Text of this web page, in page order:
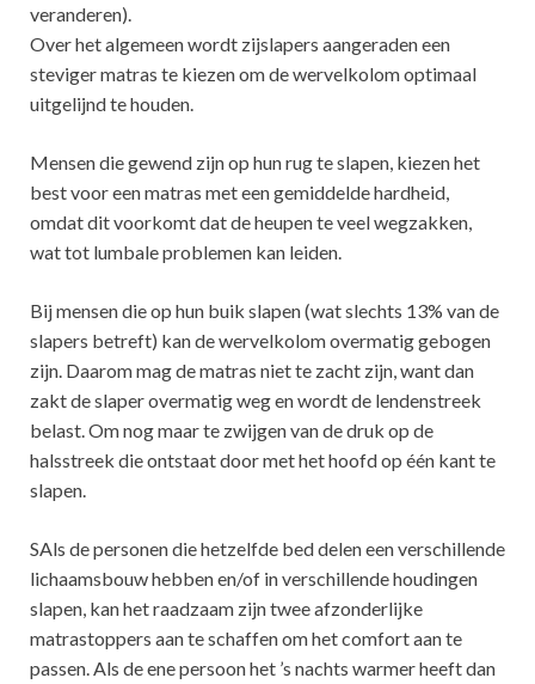
veranderen).
Over het algemeen wordt zijslapers aangeraden een
steviger matras te kiezen om de wervelkolom optimaal
uitgelijnd te houden.
Mensen die gewend zijn op hun rug te slapen, kiezen het
best voor een matras met een gemiddelde hardheid,
omdat dit voorkomt dat de heupen te veel wegzakken,
wat tot lumbale problemen kan leiden.
Bij mensen die op hun buik slapen (wat slechts 13% van de
slapers betreft) kan de wervelkolom overmatig gebogen
zijn. Daarom mag de matras niet te zacht zijn, want dan
zakt de slaper overmatig weg en wordt de lendenstreek
belast. Om nog maar te zwijgen van de druk op de
halsstreek die ontstaat door met het hoofd op één kant te
slapen.
SAls de personen die hetzelfde bed delen een verschillende
lichaamsbouw hebben en/of in verschillende houdingen
slapen, kan het raadzaam zijn twee afzonderlijke
matrastoppers aan te schaffen om het comfort aan te
passen. Als de ene persoon het ’s nachts warmer heeft dan